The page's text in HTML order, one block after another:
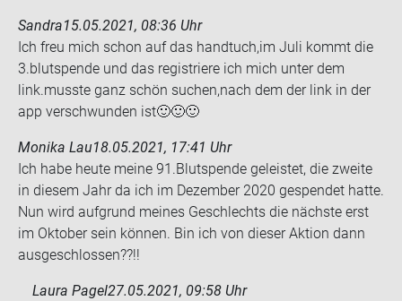
Sandra15.05.2021, 08:36 Uhr
Ich freu mich schon auf das hand­tuch,im Juli kommt die
3.blut­spen­de und das re­gis­trie­re ich mich unter dem
link.muss­te ganz schön su­chen,nach dem der link in der
app ver­schwun­den ist🙂🙂🙂
Monika Lau18.05.2021, 17:41 Uhr
Ich habe heute meine 91.Blut­spen­de ge­leis­tet, die zwei­te
in die­sem Jahr da ich im De­zem­ber 2020 ge­spen­det hatte.
Nun wird auf­grund mei­nes Ge­schlechts die nächs­te erst
im Ok­to­ber sein kön­nen. Bin ich von die­ser Ak­ti­on dann
aus­ge­schlos­sen??!!
Laura Pagel27.05.2021, 09:58 Uhr